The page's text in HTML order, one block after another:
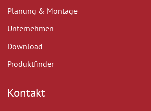
Planung & Montage
Unternehmen
Download
Produktfinder
Kontakt